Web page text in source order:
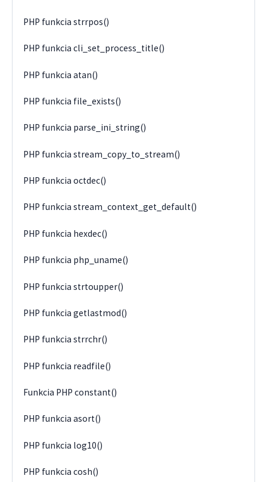
PHP funkcia strrpos()
PHP funkcia cli_set_process_title()
PHP funkcia atan()
PHP funkcia file_exists()
PHP funkcia parse_ini_string()
PHP funkcia stream_copy_to_stream()
PHP funkcia octdec()
PHP funkcia stream_context_get_default()
PHP funkcia hexdec()
PHP funkcia php_uname()
PHP funkcia strtoupper()
PHP funkcia getlastmod()
PHP funkcia strrchr()
PHP funkcia readfile()
Funkcia PHP constant()
PHP funkcia asort()
PHP funkcia log10()
PHP funkcia cosh()